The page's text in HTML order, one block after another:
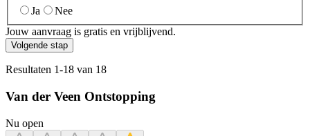
Ja
Nee
Jouw aanvraag is gratis en vrijblijvend.
Volgende stap
Resultaten 1-18 van 18
Van der Veen Ontstopping
Nu open